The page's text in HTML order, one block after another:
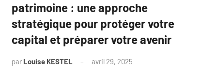
patrimoine : une approche
stratégique pour protéger votre
capital et préparer votre avenir
par Louise KESTEL avril 29, 2025